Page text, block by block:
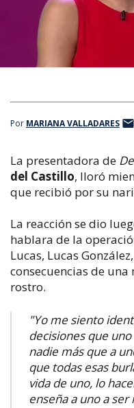
Por MARIANA VALLADARES
La presentadora de
del Castillo, lloró
que recibió por su
La reacción se dio
hablara de la
Lucas, Lucas
consecuencias de
rostro.
"Yo me siento
decisiones que
nadie más que a
que todas esas
vida de uno, lo
enseña a uno a